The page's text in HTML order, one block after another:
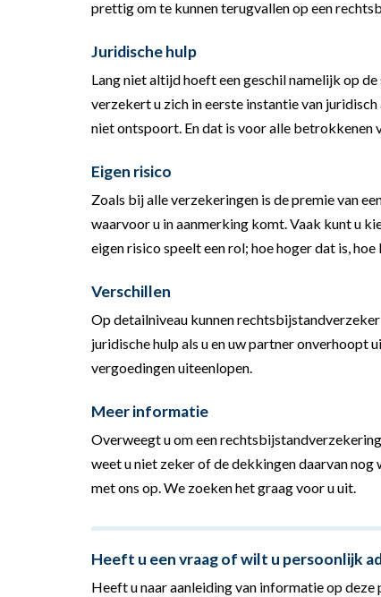
prettig om te kunnen terugvallen op een
Juridische hulp
Lang niet altijd hoeft een geschil namelijk op
verzekert u zich in eerste instantie van
niet ontspoort. En dat is voor alle betrokkenen
Eigen risico
Zoals bij alle verzekeringen is de premie van
waarvoor u in aanmerking komt. Vaak kunt u
eigen risico speelt een rol; hoe hoger dat is,
Verschillen
Op detailniveau kunnen
juridische hulp als u en uw partner onverhoopt
vergoedingen uiteenlopen.
Meer informatie
Overweegt u om een
weet u niet zeker of de dekkingen daarvan nog
met ons op. We zoeken het graag voor u uit.
Heeft u een vraag of wilt u persoonlijk
Heeft u naar aanleiding van informatie op